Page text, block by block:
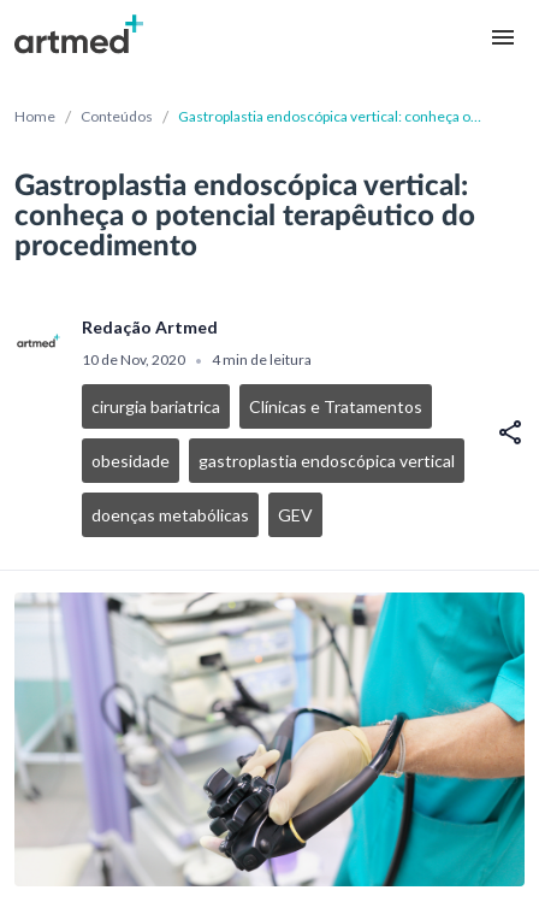
Home / Conteúdos / Gastroplastia endoscópica vertical: conheça o
Gastroplastia endoscópica vertical:
conheça o potencial terapêutico do
procedimento
Redação Artmed
10 de Nov, 2020 • 4 min de leitura
cirurgia bariatrica Clínicas e Tratamentos
obesidade gastroplastia endoscópica vertical
doenças metabólicas GEV